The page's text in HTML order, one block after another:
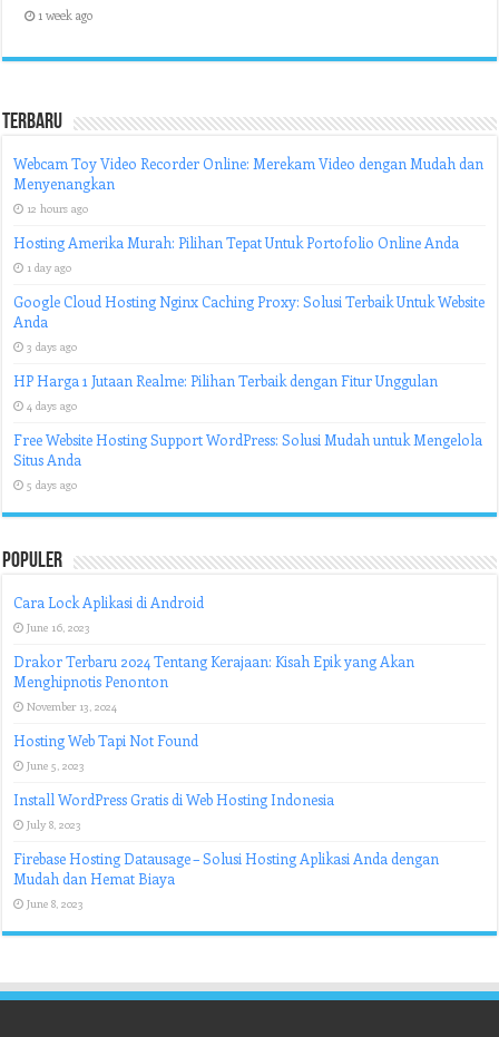
1 week ago
Terbaru
Webcam Toy Video Recorder Online: Merekam Video dengan Mudah dan
Menyenangkan
12 hours ago
Hosting Amerika Murah: Pilihan Tepat Untuk Portofolio Online Anda
1 day ago
Google Cloud Hosting Nginx Caching Proxy: Solusi Terbaik Untuk Website
Anda
3 days ago
HP Harga 1 Jutaan Realme: Pilihan Terbaik dengan Fitur Unggulan
4 days ago
Free Website Hosting Support WordPress: Solusi Mudah untuk Mengelola
Situs Anda
5 days ago
Populer
Cara Lock Aplikasi di Android
June 16, 2023
Drakor Terbaru 2024 Tentang Kerajaan: Kisah Epik yang Akan
Menghipnotis Penonton
November 13, 2024
Hosting Web Tapi Not Found
June 5, 2023
Install WordPress Gratis di Web Hosting Indonesia
July 8, 2023
Firebase Hosting Datausage – Solusi Hosting Aplikasi Anda dengan
Mudah dan Hemat Biaya
June 8, 2023